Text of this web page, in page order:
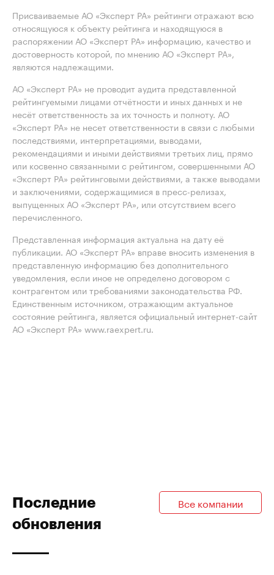
Присваиваемые АО «Эксперт РА» рейтинги отражают всю
относящуюся к объекту рейтинга и находящуюся в
распоряжении АО «Эксперт РА» информацию, качество и
достоверность которой, по мнению АО «Эксперт РА»,
являются надлежащими.
АО «Эксперт РА» не проводит аудита представленной
рейтингуемыми лицами отчётности и иных данных и не
несёт ответственность за их точность и полноту. АО
«Эксперт РА» не несет ответственности в связи с любыми
последствиями, интерпретациями, выводами,
рекомендациями и иными действиями третьих лиц, прямо
или косвенно связанными с рейтингом, совершенными АО
«Эксперт РА» рейтинговыми действиями, а также выводами
и заключениями, содержащимися в пресс-релизах,
выпущенных АО «Эксперт РА», или отсутствием всего
перечисленного.
Представленная информация актуальна на дату её
публикации. АО «Эксперт РА» вправе вносить изменения в
представленную информацию без дополнительного
уведомления, если иное не определено договором с
контрагентом или требованиями законодательства РФ.
Единственным источником, отражающим актуальное
состояние рейтинга, является официальный интернет-сайт
АО «Эксперт РА» www.raexpert.ru.
Последние
обновления
Все компании